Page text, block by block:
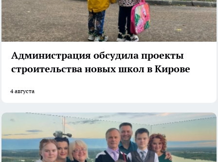
Администрация обсудила проекты
строительства новых школ в Кирове
4 августа